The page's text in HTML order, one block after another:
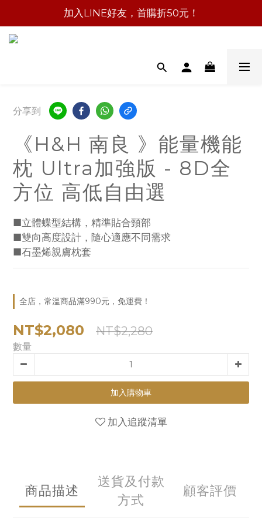
加入LINE好友，首購折50元！
分享到
《H&H 南良 》能量機能
枕 Ultra加強版 - 8D全
方位 高低自由選
■立體蝶型結構，精準貼合頸部
■雙向高度設計，隨心適應不同需求
■石墨烯親膚枕套
全店，常溫商品滿990元，免運費！
NT$2,080 NT$2,280
數量
加入購物車
加入追蹤清單
商品描述
送貨及付款
方式
顧客評價